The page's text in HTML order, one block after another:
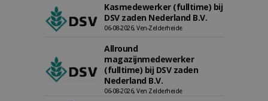
Kasmedewerker (fulltime) bij
DSV zaden Nederland B.V.
06-08-2026, Ven-Zelderheide
Allround
magazijnmedewerker
(fulltime) bij DSV zaden
Nederland B.V.
06-08-2026, Ven Zelderheide